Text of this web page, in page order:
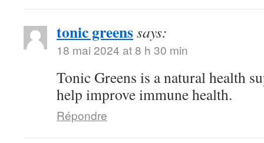
tonic greenssays:
18 mai 2024 at 8 h 30 min
Tonic Greens is a natural health
help improve immune health.
Répondre